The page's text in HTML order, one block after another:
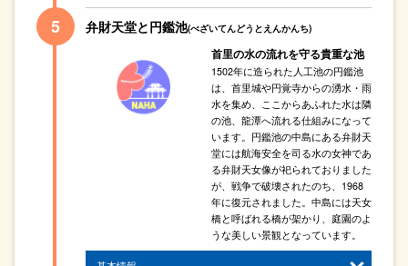
弁財天堂と円鑑池(べざいてんどうとえんかんち)
首里の水の流れを守る貴重な池
1502年に造られた人工池の円鑑池
は、首里城や円覚寺からの湧水・雨
水を集め、ここからあふれた水は隣
の池、龍潭へ流れる仕組みになって
います。円鑑池の中島にある弁財天
堂には航海安全を司る水の女神であ
る弁財天女像が祀られておりました
が、戦争で破壊されたのち、1968
年に復元されました。中島には天女
橋と呼ばれる橋が架かり、庭園のよ
うな美しい景観となっています。